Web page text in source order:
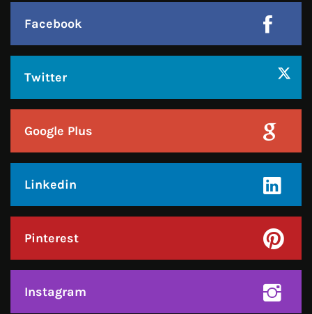
हमसे जुड़े !!
Facebook
Twitter
Google Plus